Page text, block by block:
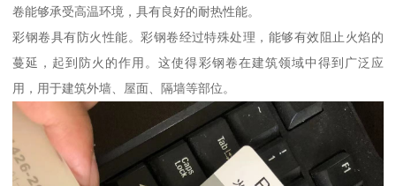
卷能够承受高温环境，具有良好的耐热性能。
彩钢卷具有防火性能。彩钢卷经过特殊处理，能够有效阻止火焰的
蔓延，起到防火的作用。这使得彩钢卷在建筑领域中得到广泛应
用，用于建筑外墙、屋面、隔墙等部位。